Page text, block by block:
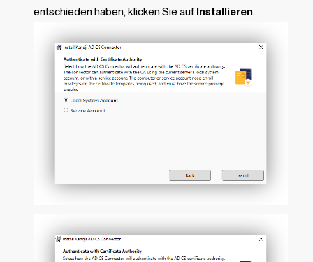
entschieden haben, klicken Sie auf Installieren.